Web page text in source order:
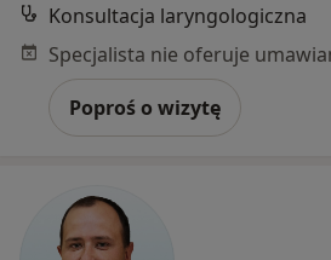
Konsultacja laryngologiczna
Poproś o wizytę